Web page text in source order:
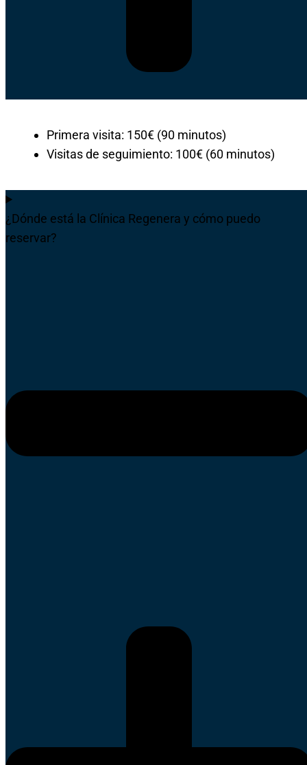
Primera visita: 150€ (90 minutos)
Visitas de seguimiento: 100€ (60 minutos)
¿Dónde está la Clínica Regenera y cómo puedo
reservar?